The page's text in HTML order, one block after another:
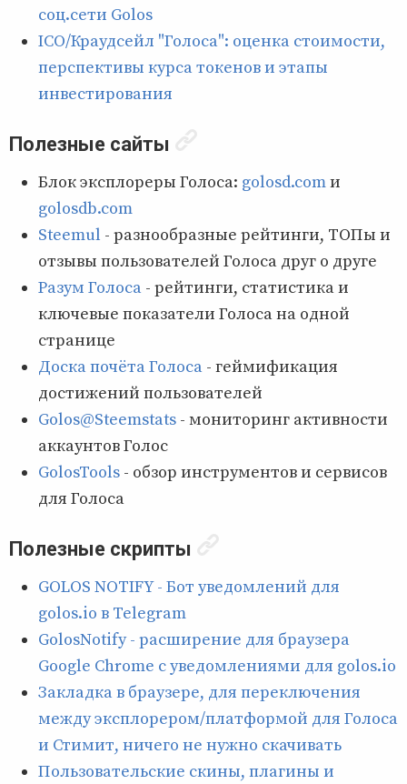
соц.сети Golos
ICO/Краудсейл "Голоса": оценка стоимости,
перспективы курса токенов и этапы
инвестирования
Полезные сайты
Блок эксплореры Голоса: golosd.comи
golosdb.com
Steemul - разнообразные рейтинги, ТОПы и
отзывы пользователей Голоса друг о друге
Разум Голоса - рейтинги, статистика и
ключевые показатели Голоса на одной
странице
Доска почёта Голоса - геймификация
достижений пользователей
Golos@Steemstats - мониторинг активности
аккаунтов Голос
GolosTools - обзор инструментов и сервисов
для Голоса
Полезные скрипты
GOLOS NOTIFY - Бот уведомлений для
golos.io в Telegram
GolosNotify - расширение для браузера
Google Chrome с уведомлениями для golos.io
Закладка в браузере, для переключения
между эксплорером/платформой для Голоса
и Стимит, ничего не нужно скачивать
Пользовательские скины, плагины и